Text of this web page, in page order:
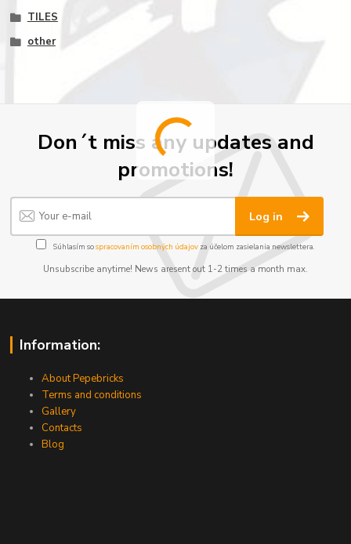
TILES
other
Don´t miss any updates and
promotions!
Log in
Súhlasím sospracovaním osobných údajov za účelom zasielania newslettera.
Unsubscribe anytime! News aresent out 1-2 times a month max.
Information:
About Pepebricks
Terms and conditions
Gallery
Contacts
Blog